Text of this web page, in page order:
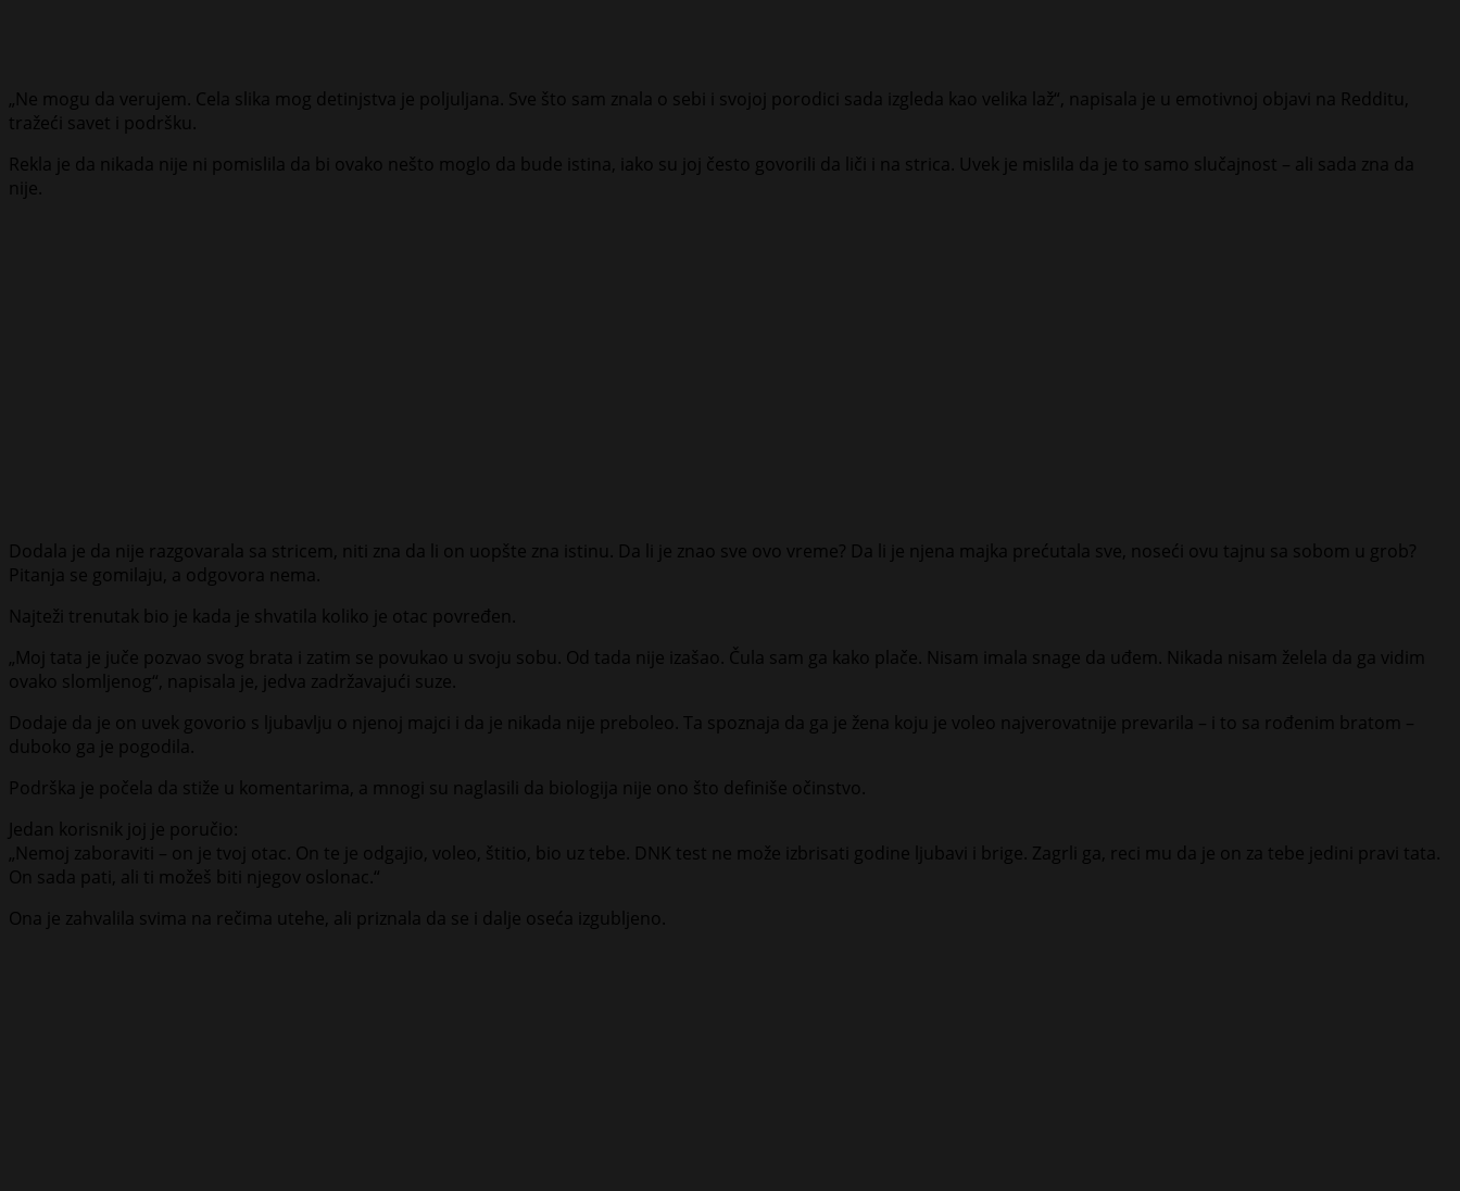
„Ne mogu da verujem. Cela slika mog detinjstva je poljuljana. Sve što sam znala o sebi i svojoj porodici sada izgleda kao velika laž“, napisala je u emotivnoj objavi na Redditu,
tražeći savet i podršku.
Rekla je da nikada nije ni pomislila da bi ovako nešto moglo da bude istina, iako su joj često govorili da liči i na strica. Uvek je mislila da je to samo slučajnost – ali sada zna da
nije.
Dodala je da nije razgovarala sa stricem, niti zna da li on uopšte zna istinu. Da li je znao sve ovo vreme? Da li je njena majka prećutala sve, noseći ovu tajnu sa sobom u grob?
Pitanja se gomilaju, a odgovora nema.
Najteži trenutak bio je kada je shvatila koliko je otac povređen.
„Moj tata je juče pozvao svog brata i zatim se povukao u svoju sobu. Od tada nije izašao. Čula sam ga kako plače. Nisam imala snage da uđem. Nikada nisam želela da ga vidim
ovako slomljenog“, napisala je, jedva zadržavajući suze.
Dodaje da je on uvek govorio s ljubavlju o njenoj majci i da je nikada nije preboleo. Ta spoznaja da ga je žena koju je voleo najverovatnije prevarila – i to sa rođenim bratom –
duboko ga je pogodila.
Podrška je počela da stiže u komentarima, a mnogi su naglasili da biologija nije ono što definiše očinstvo.
Jedan korisnik joj je poručio:
„Nemoj zaboraviti – on je tvoj otac. On te je odgajio, voleo, štitio, bio uz tebe. DNK test ne može izbrisati godine ljubavi i brige. Zagrli ga, reci mu da je on za tebe jedini pravi tata.
On sada pati, ali ti možeš biti njegov oslonac.“
Ona je zahvalila svima na rečima utehe, ali priznala da se i dalje oseća izgubljeno.